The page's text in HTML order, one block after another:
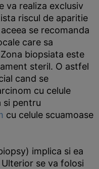
va realiza exclusiv
riscul de aparitie
se recomanda
care sa
biopsiata este
steril. O astfel
cand se
cu celule
si pentru
cu celule scuamoase
implica si ea
se va folosi